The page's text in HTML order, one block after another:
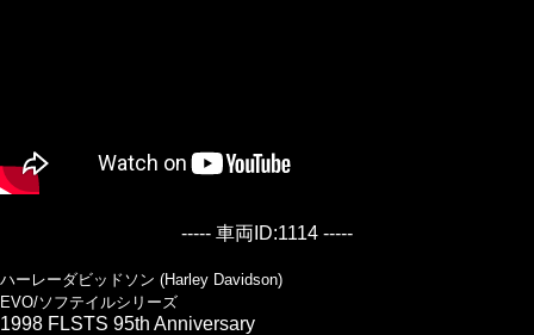
----- 車両ID:1114 -----
ハーレーダビッドソン (Harley Davidson)
EVO/ソフテイルシリーズ
1998 FLSTS 95th Anniversary